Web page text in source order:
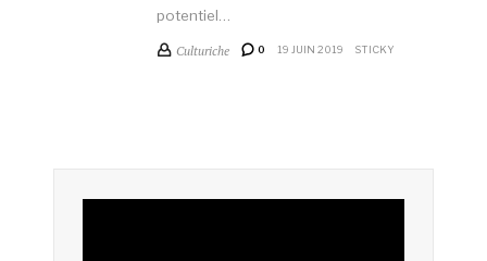
potentiel…
Culturiche 0 19 JUIN 2019 STICKY